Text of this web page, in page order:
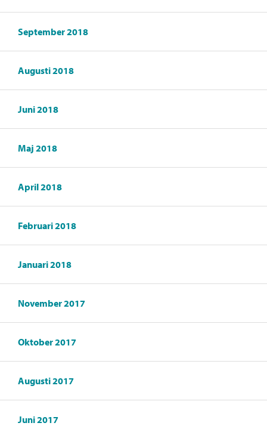
September 2018
Augusti 2018
Juni 2018
Maj 2018
April 2018
Februari 2018
Januari 2018
November 2017
Oktober 2017
Augusti 2017
Juni 2017